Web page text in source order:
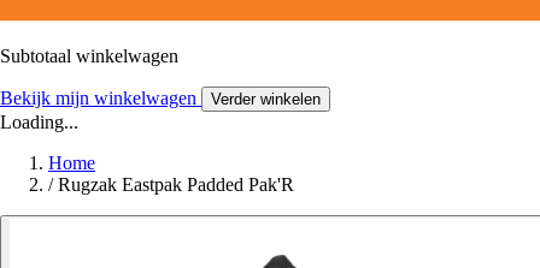
Subtotaal winkelwagen
Bekijk mijn winkelwagen Verder winkelen
Loading...
Home
/ Rugzak Eastpak Padded Pak'R